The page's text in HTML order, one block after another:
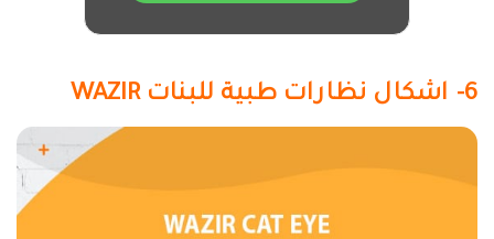
6- اشكال نظارات طبية للبنات WAZIR